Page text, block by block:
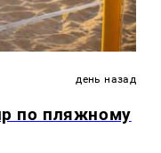
день назад
по пляжному